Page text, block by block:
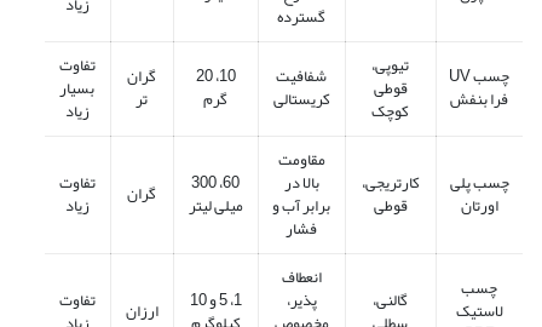
گسترده
چسب UV
فرا بنفش
تیوپی،
قوطی
کوچک
شفافیت
کریستالی
10، 20
گرم
گران
تر
تفاوت
بسیار
زیاد
چسب پلی
اورتان
کارتریجی،
قوطی
مقاومت
بالا در
برابر آب و
فشار
60، 300
میلی لیتر گران تفاوت
زیاد
چسب
لاستیک گالنی،
انعطاف
‌پذیر، 1، 5 و 10 ارزان تفاوت